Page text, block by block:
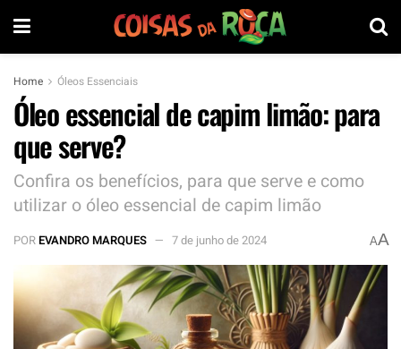
Home Óleos Essenciais
Óleo essencial de capim limão: para
que serve?
Confira os benefícios, para que serve e como
utilizar o óleo essencial de capim limão
POREVANDRO MARQUES 7 de junho de 2024 AA